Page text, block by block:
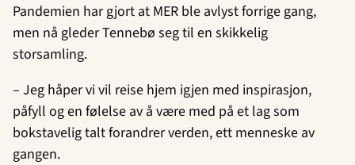
Pandemien har gjort at MER ble avlyst forrige gang,
men nå gleder Tennebø seg til en skikkelig
storsamling.
– Jeg håper vi vil reise hjem igjen med inspirasjon,
påfyll og en følelse av å være med på et lag som
bokstavelig talt forandrer verden, ett menneske av
gangen.